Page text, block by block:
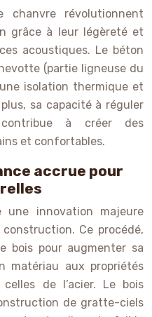
chanvre révolutionnent
grâce à leur légèreté et
acoustiques. Le béton
(partie ligneuse du
isolation thermique et
sa capacité à réguler
contribue à créer des
et confortables.
accrue pour
une innovation majeure
Ce procédé,
bois pour augmenter sa
matériau aux propriétés
de l’acier. Le bois
de gratte-ciels